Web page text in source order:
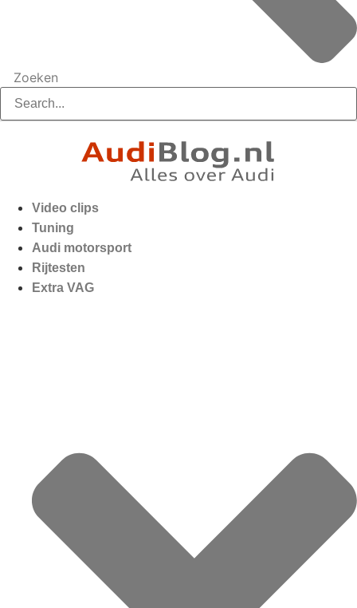
Zoeken
Video clips
Tuning
Audi motorsport
Rijtesten
Extra VAG